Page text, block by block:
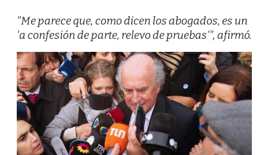
"Me parece que, como dicen los abogados, es un
'a confesión de parte, relevo de pruebas'", afirmó.